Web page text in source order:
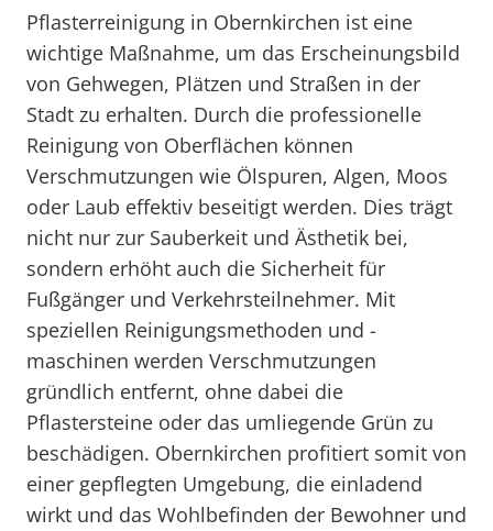
Pflasterreinigung in Obernkirchen ist eine
wichtige Maßnahme, um das Erscheinungsbild
von Gehwegen, Plätzen und Straßen in der
Stadt zu erhalten. Durch die professionelle
Reinigung von Oberflächen können
Verschmutzungen wie Ölspuren, Algen, Moos
oder Laub effektiv beseitigt werden. Dies trägt
nicht nur zur Sauberkeit und Ästhetik bei,
sondern erhöht auch die Sicherheit für
Fußgänger und Verkehrsteilnehmer. Mit
speziellen Reinigungsmethoden und -
maschinen werden Verschmutzungen
gründlich entfernt, ohne dabei die
Pflastersteine oder das umliegende Grün zu
beschädigen. Obernkirchen profitiert somit von
einer gepflegten Umgebung, die einladend
wirkt und das Wohlbefinden der Bewohner und